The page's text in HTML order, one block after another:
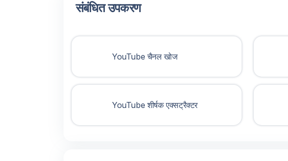
संबंधित उपकरण
YouTube चैनल खोज
YouTube शीर्षक एक्सट्रैक्टर